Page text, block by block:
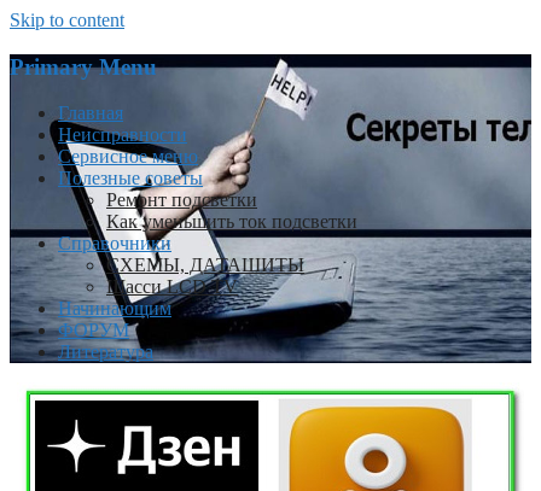
Skip to content
Primary Menu
Главная
Неисправности
Сервисное меню
Полезные советы
Ремонт подсветки
Как уменьшить ток подсветки
Справочники
СХЕМЫ, ДАТАШИТЫ
Шасси LCD TV
Начинающим
ФОРУМ
Литература